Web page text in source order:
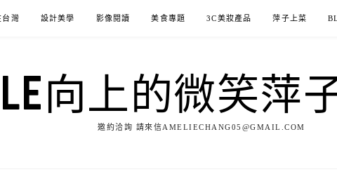
台灣 設計美學 影像閱讀 美食專題 3C美妝產品 萍子上菜
向上的微笑萍
邀約洽詢 請來信AMELIECHANG05@GMAIL.COM